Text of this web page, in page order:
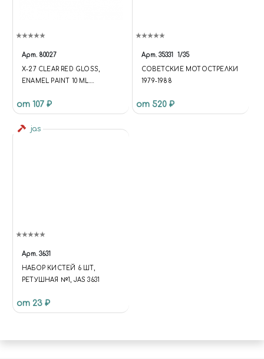
Арт. 80027
X-27 CLEAR RED GLOSS,
ENAMEL PAINT 10 ML.
ГЛЯНЦЕВЫЙ)
от 107 ₽
Арт. 35331 1/35
СОВЕТСКИЕ МОТОСТРЕЛКИ
1979-1988
от 520 ₽
jas
Арт. 3631
НАБОР КИСТЕЙ 6 ШТ,
РЕТУШНАЯ №1, JAS 3631
от 23 ₽